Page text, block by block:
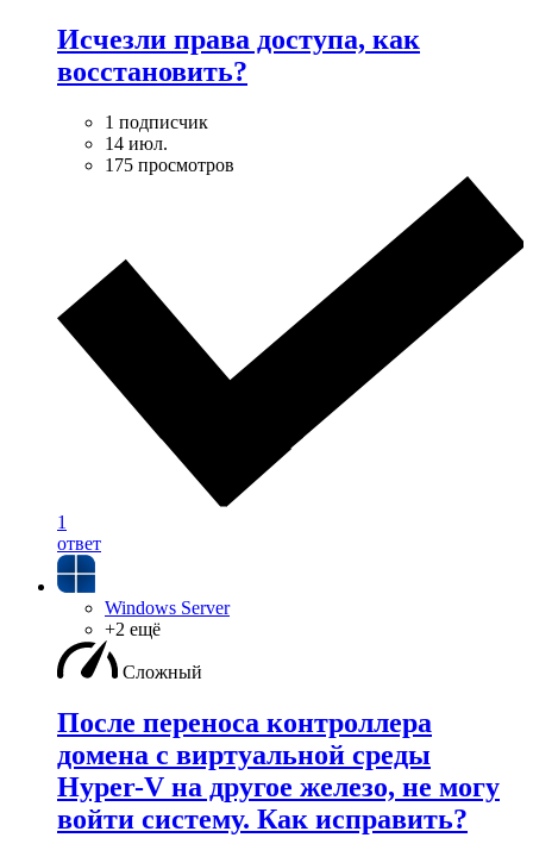
Исчезли права доступа, как
восстановить?
1 подписчик
14 июл.
175 просмотров
1
ответ
Windows Server
+2 ещё
Сложный
После переноса контроллера
домена с виртуальной среды
Hyper-V на другое железо, не могу
войти систему. Как исправить?